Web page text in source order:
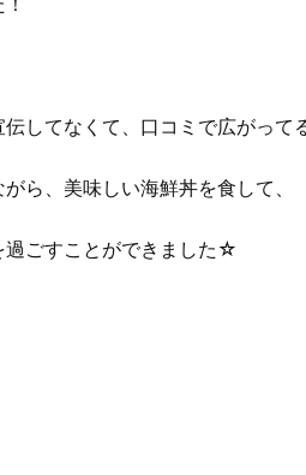
伝してなくて、口コミで広がって
ら、美味しい海鮮丼を食して、
過ごすことができました☆